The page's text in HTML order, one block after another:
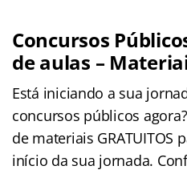
Concursos
de aulas –
Está iniciando a sua
concursos públicos
de materiais GRATUITOS
início da sua jornada.